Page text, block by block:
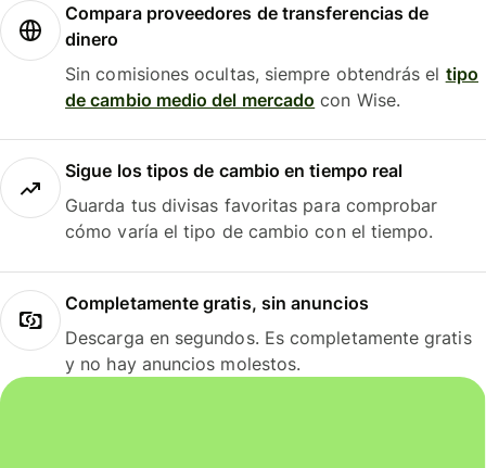
Compara proveedores de transferencias de
dinero
Sin comisiones ocultas, siempre obtendrás el tipo
de cambio medio del mercado con Wise.
Sigue los tipos de cambio en tiempo real
Guarda tus divisas favoritas para comprobar
cómo varía el tipo de cambio con el tiempo.
Completamente gratis, sin anuncios
Descarga en segundos. Es completamente gratis
y no hay anuncios molestos.